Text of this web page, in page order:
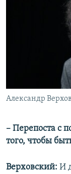
Александр
– Перепоста с
того, чтобы
Верховский: И